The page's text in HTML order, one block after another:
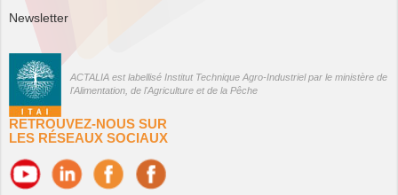
Newsletter
ACTALIA est labellisé Institut Technique Agro-Industriel par le ministère de
l'Alimentation, de l'Agriculture et de la Pêche
RETROUVEZ-NOUS SUR
LES RÉSEAUX SOCIAUX